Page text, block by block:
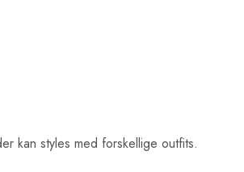
kan styles med forskellige outfits.